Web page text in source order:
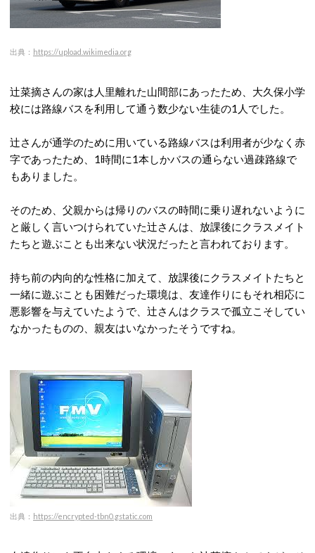
出典： https://upload.wikimedia.org
辻菜摘さんの家は人里離れた山間部にあったため、大久保小学
校には路線バスを利用して通う数少ない生徒の1人でした。
辻さんが通学のために用いている路線バスは利用者が少なく赤
字であったため、1時間に1本しかバスの通らない過疎路線で
もありました。
そのため、父親からは帰りのバスの時間に乗り遅れないように
と厳しく言いつけられていた辻さんは、放課後にクラスメイト
たちと遊ぶことも出来ない状況だったと言われております。
持ち前の内向的な性格に加えて、放課後にクラスメイトたちと
一緒に遊ぶことも困難だった環境は、友達作りにもそれ相応に
悪影響を与えていたようで、辻さんはクラスで孤立こそしてい
なかったものの、親友はいなかったそうですね。
出典： https://encrypted-tbn0.gstatic.com